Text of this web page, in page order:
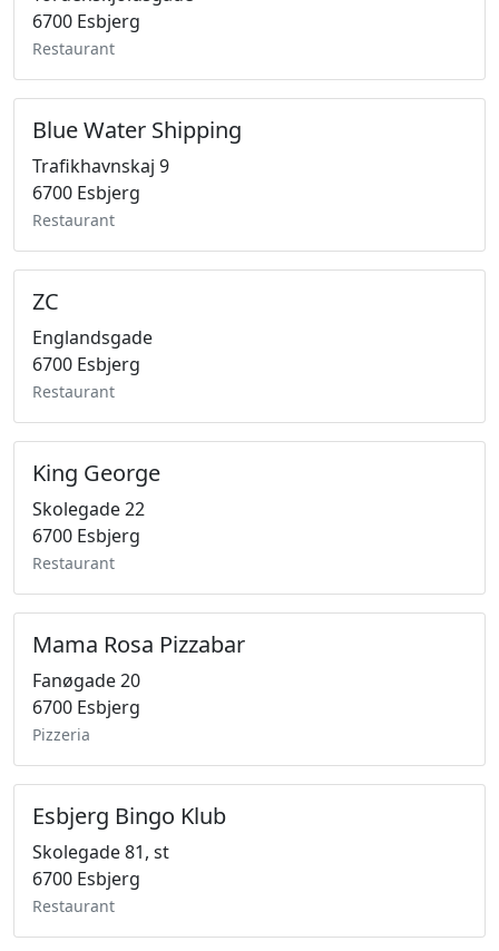
6700 Esbjerg
Restaurant
Blue Water Shipping
Trafikhavnskaj 9
6700 Esbjerg
Restaurant
ZC
Englandsgade
6700 Esbjerg
Restaurant
King George
Skolegade 22
6700 Esbjerg
Restaurant
Mama Rosa Pizzabar
Fanøgade 20
6700 Esbjerg
Pizzeria
Esbjerg Bingo Klub
Skolegade 81, st
6700 Esbjerg
Restaurant